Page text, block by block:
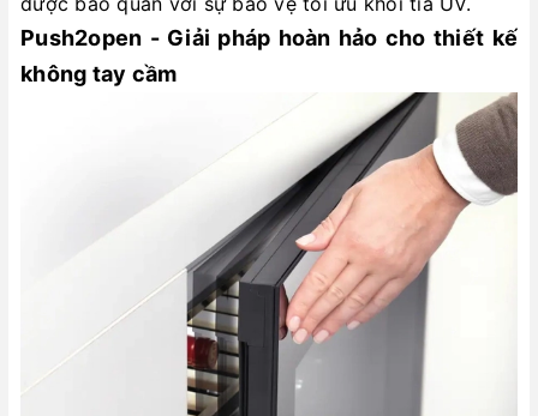
Push2open - Giải pháp hoàn hảo cho thiết kế
không tay cầm